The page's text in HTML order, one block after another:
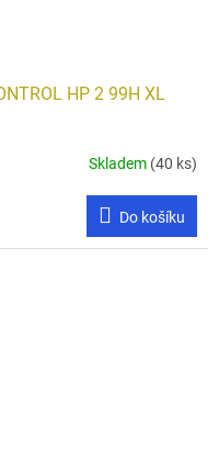
HP 2 99H XL
Skladem (40 ks)
Do košíku